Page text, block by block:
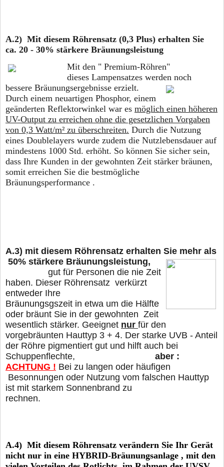
A.2) Mit diesem Röhrensatz (0,3 Plus) erhalten Sie
ca. 20 - 30% stärkere Bräunungsleistung
Mit den " Premium-Röhren"
dieses Lampensatzes werden noch
bessere Bräunungsergebnisse erzielt.
Durch einem neuartigen Phosphor, einem
geänderten Reflektorwinkel war es möglich einen höheren
UV-Output zu erreichen ohne die gesetzlichen Vorgaben
von 0,3 Watt/m² zu überschreiten. Durch die Nutzung
eines Doublelayers wurde zudem die Nutzlebensdauer auf
mindestens 1000 Std. erhöht. So können Sie sicher sein,
dass Ihre Kunden in der gewohnten Zeit stärker bräunen,
somit erreichen Sie die bestmögliche
Bräunungsperformance .
A.3) mit diesem Röhrensatz erhalten Sie mehr als
50% stärkere Bräunungsleistung,
gut für Personen die nie Zeit
haben. Dieser Röhrensatz verkürzt
entweder Ihre
Bräunungsgszeit in etwa um die Hälfte
oder bräunt Sie in der gewohnten Zeit
wesentlich stärker. Geeignet nur für den
vorgebräunten Hauttyp 3 + 4. Der starke UVB - Anteil
der Röhre pigmentiert gut und hilft auch bei
Schuppenflechte, aber :
ACHTUNG ! Bei zu langen oder häufigen
Besonnungen oder Nutzung vom falschen Hauttyp
ist mit starkem Sonnenbrand zu
rechnen.
A.4) Mit diesem Röhrensatz verändern Sie Ihr Gerät
nicht nur in eine HYBRID-Bräunungsanlage , mit den